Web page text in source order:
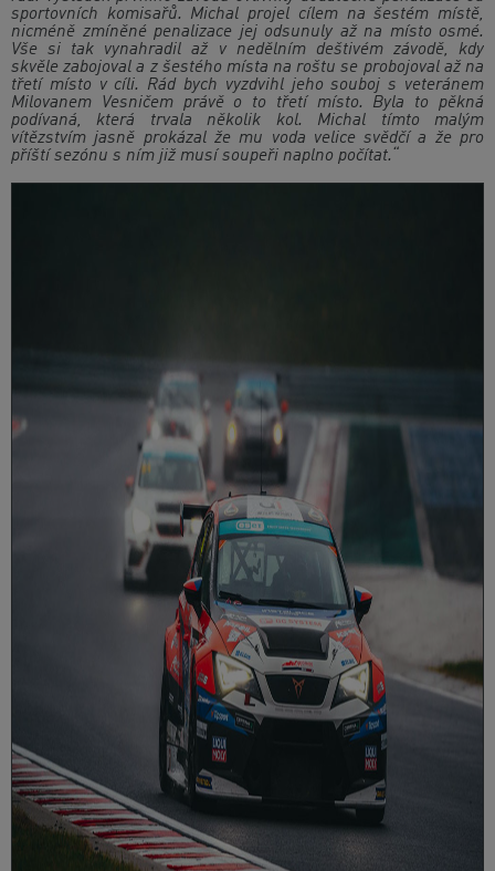
sportovních komisařů. Michal projel cílem na šestém místě,
nicméně zmíněné penalizace jej odsunuly až na místo osmé.
Vše si tak vynahradil až v nedělním deštivém závodě, kdy
skvěle zabojoval a z šestého místa na roštu se probojoval až na
třetí místo v cíli. Rád bych vyzdvihl jeho souboj s veteránem
Milovanem Vesničem právě o to třetí místo. Byla to pěkná
podívaná, která trvala několik kol. Michal tímto malým
vítězstvím jasně prokázal že mu voda velice svědčí a že pro
příští sezónu s ním již musí soupeři naplno počítat.“